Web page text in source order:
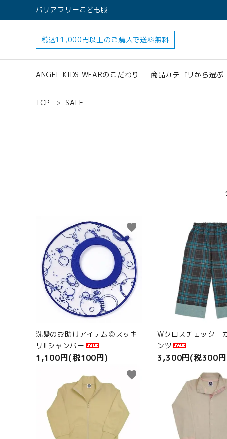
バリアフリーこども服
税込11,000円以上のご購入で送料無料
ANGEL KIDS WEARのこだわり 商品カテゴリから選ぶ
ANGEL KIDS WEARのこだわり
商品カテゴリから選ぶ
ACCOUNT MENU
ようこそ ゲスト 様
ログイン person 新規会員登録
TOP SALE
洗髪のお助けアイテム◎スッキ
リ!!シャンパー
1,100円(税100円)
favorite
Wクロスチェック
ンツ
3,300円(税300
favorite